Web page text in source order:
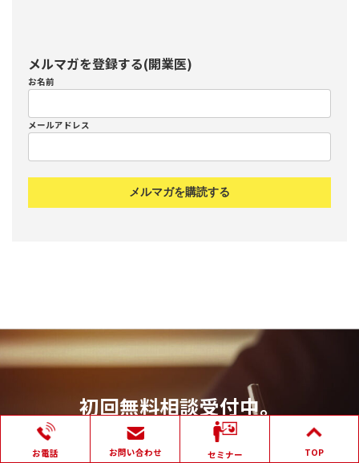
メルマガを登録する(開業医)
お名前
メールアドレス
初回無料相談受付中。
まずはご連絡ください。
お電話 お問い合わせ セミナー TOP